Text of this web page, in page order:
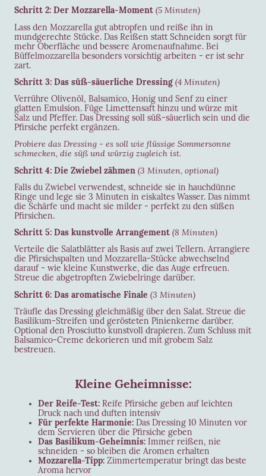
Schritt 2: Der Mozzarella-Moment (5 Minuten)
Lass den Mozzarella gut abtropfen und reiße ihn in
mundgerechte Stücke. Das Reißen statt Schneiden sorgt für
mehr Oberfläche und bessere Aromenaufnahme. Bei
Büffelmozzarella besonders vorsichtig arbeiten - er ist sehr
zart.
Schritt 3: Das süß-säuerliche Dressing (4 Minuten)
Verrühre Olivenöl, Balsamico, Honig und Senf zu einer
glatten Emulsion. Füge Limettensaft hinzu und würze mit
Salz und Pfeffer. Das Dressing soll süß-säuerlich sein und die
Pfirsiche perfekt ergänzen.
Probiere das Dressing - es soll wie flüssige Sommersonne
schmecken, die süß und würzig zugleich ist.
Schritt 4: Die Zwiebel zähmen (3 Minuten, optional)
Falls du Zwiebel verwendest, schneide sie in hauchdünne
Ringe und lege sie 3 Minuten in eiskaltes Wasser. Das nimmt
die Schärfe und macht sie milder - perfekt zu den süßen
Pfirsichen.
Schritt 5: Das kunstvolle Arrangement (8 Minuten)
Verteile die Salatblätter als Basis auf zwei Tellern. Arrangiere
die Pfirsichspalten und Mozzarella-Stücke abwechselnd
darauf - wie kleine Kunstwerke, die das Auge erfreuen.
Streue die abgetropften Zwiebelringe darüber.
Schritt 6: Das aromatische Finale (3 Minuten)
Träufle das Dressing gleichmäßig über den Salat. Streue die
Basilikum-Streifen und gerösteten Pinienkerne darüber.
Optional den Prosciutto kunstvoll drapieren. Zum Schluss mit
Balsamico-Creme dekorieren und mit grobem Salz
bestreuen.
Kleine Geheimnisse:
Der Reife-Test: Reife Pfirsiche geben auf leichten
Druck nach und duften intensiv
Für perfekte Harmonie: Das Dressing 10 Minuten vor
dem Servieren über die Pfirsiche geben
Das Basilikum-Geheimnis: Immer reißen, nie
schneiden - so bleiben die Aromen erhalten
Mozzarella-Tipp: Zimmertemperatur bringt das beste
Aroma hervor